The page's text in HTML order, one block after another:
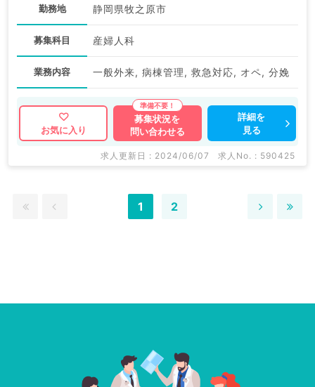
勤務地 静岡県牧之原市
募集科目 産婦人科
業務内容 一般外来, 病棟管理, 救急対応, オペ, 分娩
お気に入り
募集状況を
問い合わせる
詳細を
見る
求人更新日 : 2024/06/07 求人No. : 590425
1 2